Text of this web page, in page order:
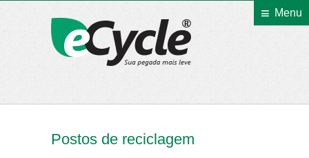
Menu
Postos de reciclagem